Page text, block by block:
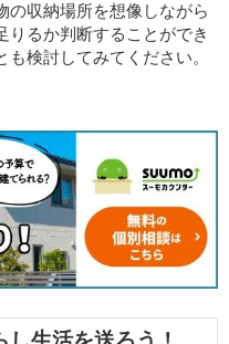
の収納場所を想像しながら
りるか判断することができ
検討してみてください。